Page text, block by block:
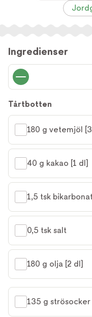
Ingredienser
Tårtbotten
180 g vetemjöl
40 g kakao [1 dl]
1,5 tsk
0,5 tsk salt
180 g olja [2 dl]
135 g strösocker